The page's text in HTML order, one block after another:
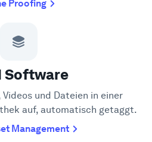
Proofing
Software
und Dateien in einer
auf, automatisch getaggt.
Management